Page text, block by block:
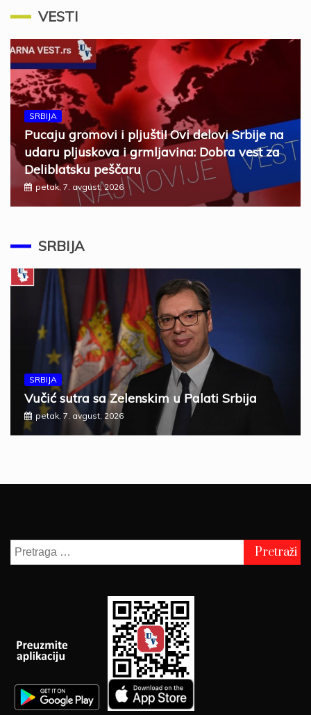
VESTI
SRBIJA
Pucaju gromovi i pljušti! Ovi delovi Srbije na
udaru pljuskova i grmljavina: Dobra vest za
Deliblatsku peščaru
petak, 7. avgust, 2026
SRBIJA
SRBIJA
Vučić sutra sa Zelenskim u Palati Srbija
petak, 7. avgust, 2026
Pretraga
za: